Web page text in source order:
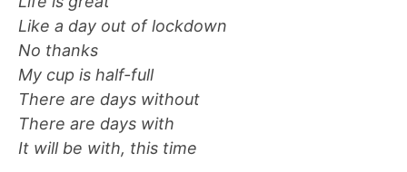
Like a day out of lockdown
No thanks
My cup is half-full
There are days without
There are days with
It will be with, this time